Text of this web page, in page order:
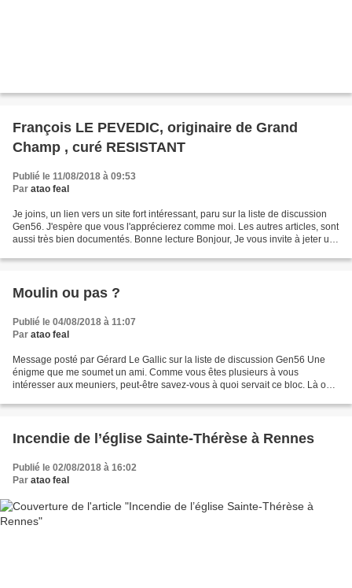
François LE PEVEDIC, originaire de Grand
Champ , curé RESISTANT
Publié le 11/08/2018 à 09:53
Par atao feal
Je joins, un lien vers un site fort intéressant, paru sur la liste de discussion
Gen56. J'espère que vous l'apprécierez comme moi. Les autres articles, sont
aussi très bien documentés. Bonne lecture Bonjour, Je vous invite à jeter un
Moulin ou pas ?
Publié le 04/08/2018 à 11:07
Par atao feal
Message posté par Gérard Le Gallic sur la liste de discussion Gen56 Une
énigme que me soumet un ami. Comme vous êtes plusieurs à vous
intéresser aux meuniers, peut-être savez-vous à quoi servait ce bloc. Là on
Incendie de l’église Sainte-Thérèse à Rennes
Publié le 02/08/2018 à 16:02
Par atao feal